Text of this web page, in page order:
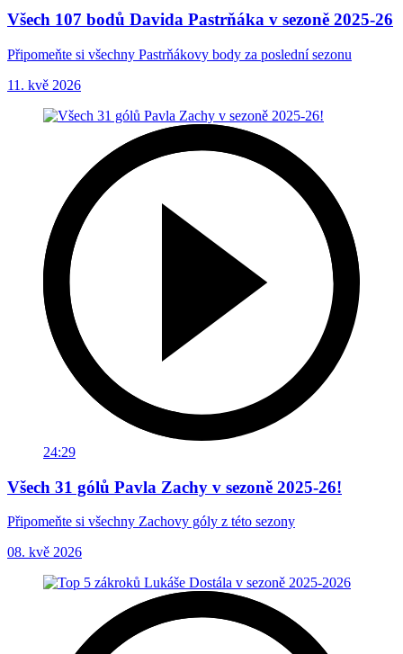
Všech 107 bodů Davida Pastrňáka v sezoně 2025-26
Připomeňte si všechny Pastrňákovy body za poslední sezonu
11. kvě 2026
24:29
Všech 31 gólů Pavla Zachy v sezoně 2025-26!
Připomeňte si všechny Zachovy góly z této sezony
08. kvě 2026